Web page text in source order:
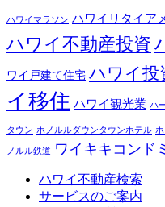
ハワイマラソン ハワイリタイア
ハワイ不動産投資
ワイ戸建て住宅 ハワイ投
イ移住 ハワイ観光業 ハ
タウン ホノルルダウンタウンホテル
ノルル鉄道 ワイキキコンド
ハワイ不動産検索
サービスのご案内